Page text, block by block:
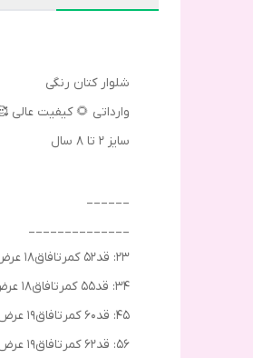
شلوار کتان رنگی
وارداتی 🌻 کیفیت عالی
سایز ۲ تا ۸ سال
______
______________
۲۳: قد۵۲ کمرتافاق۱۸ عرض‌کمر۲۰
۳۴: قد۵۵ کمرتافاق۱۸ عرض‌کمر۲۱
۴۵: قد۶۰ کمرتافاق۱۹ عرض‌کمر۲۲
۵۶: قد۶۲ کمرتافاق۱۹ عرض‌کمر۲۳